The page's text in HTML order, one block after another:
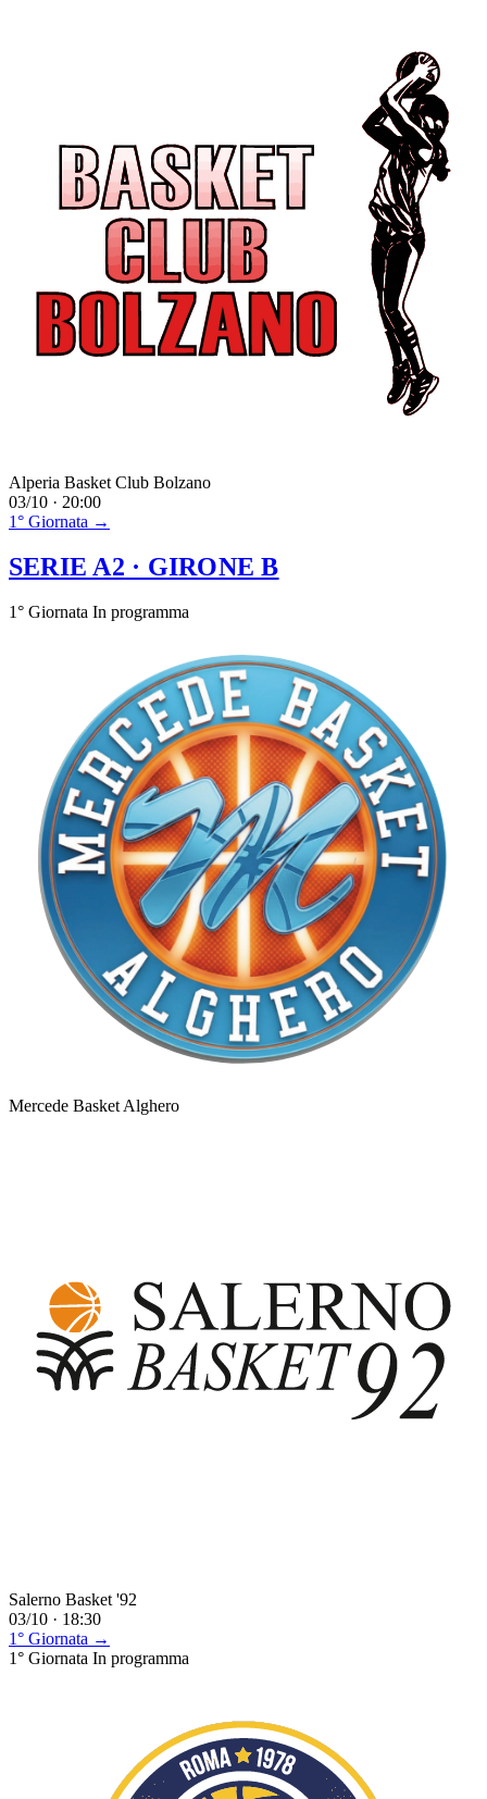
Alperia Basket Club Bolzano
03/10 · 20:00
1° Giornata →
SERIE A2 · GIRONE B
1° Giornata In programma
Mercede Basket Alghero
Salerno Basket '92
03/10 · 18:30
1° Giornata →
1° Giornata In programma